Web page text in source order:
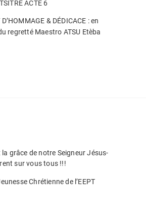
ACTE 6
& DÉDICACE : en
regretté Maestro ATSU Etèba
la grâce de notre Seigneur Jésus-
sur vous tous !!!
Chrétienne de l’EEPT